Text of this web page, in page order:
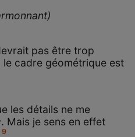
pas être trop
cadre géométrique est
les détails ne me
. Mais je sens en effet
9